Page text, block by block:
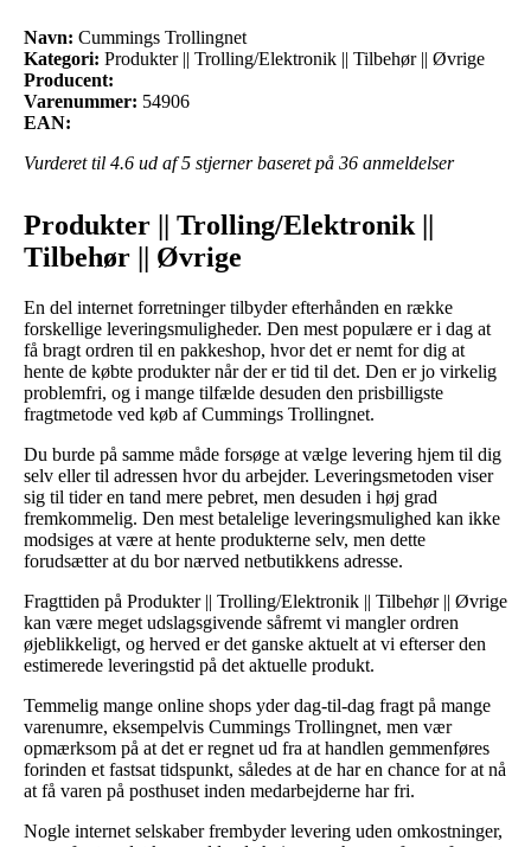
Navn: Cummings Trollingnet
Kategori: Produkter || Trolling/Elektronik || Tilbehør || Øvrige
Producent:
Varenummer: 54906
EAN:
Vurderet til 4.6 ud af 5 stjerner baseret på 36 anmeldelser
Produkter || Trolling/Elektronik ||
Tilbehør || Øvrige
En del internet forretninger tilbyder efterhånden en række
forskellige leveringsmuligheder. Den mest populære er i dag at
få bragt ordren til en pakkeshop, hvor det er nemt for dig at
hente de købte produkter når der er tid til det. Den er jo virkelig
problemfri, og i mange tilfælde desuden den prisbilligste
fragtmetode ved køb af Cummings Trollingnet.
Du burde på samme måde forsøge at vælge levering hjem til dig
selv eller til adressen hvor du arbejder. Leveringsmetoden viser
sig til tider en tand mere pebret, men desuden i høj grad
fremkommelig. Den mest betalelige leveringsmulighed kan ikke
modsiges at være at hente produkterne selv, men dette
forudsætter at du bor nærved netbutikkens adresse.
Fragttiden på Produkter || Trolling/Elektronik || Tilbehør || Øvrige
kan være meget udslagsgivende såfremt vi mangler ordren
øjeblikkeligt, og herved er det ganske aktuelt at vi efterser den
estimerede leveringstid på det aktuelle produkt.
Temmelig mange online shops yder dag-til-dag fragt på mange
varenumre, eksempelvis Cummings Trollingnet, men vær
opmærksom på at det er regnet ud fra at handlen gemmenføres
forinden et fastsat tidspunkt, således at de har en chance for at nå
at få varen på posthuset inden medarbejderne har fri.
Nogle internet selskaber frembyder levering uden omkostninger,